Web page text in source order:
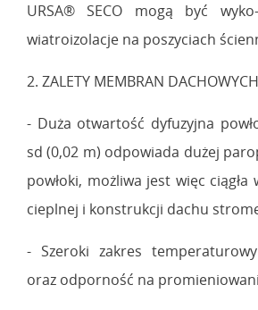
URSA® SECO mogą być
wiatroizolacje na poszyciach
2. ZALETY MEMBRAN
- Duża otwartość dyfuzyjna
sd (0,02 m) odpowiada dużej
powłoki, możliwa jest więc ciągła
cieplnej i konstrukcji dachu
- Szeroki zakres
oraz odporność na